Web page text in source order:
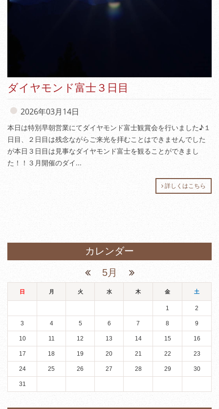
ダイヤモンド富士３日目
2026年03月14日
本日は特別早朝営業にてダイヤモンド富士観賞会を行いました♪１
日目、２日目は残念ながらご来光を拝むことはできませんでした
が本日３日目は見事なダイヤモンド富士を観ることができまし
た！！３月開催のダイ...
詳しくはこちら
カレンダー
5月
日 月 火 水 木 金 土
1 2
3 4 5 6 7 8 9
10 11 12 13 14 15 16
17 18 19 20 21 22 23
24 25 26 27 28 29 30
31